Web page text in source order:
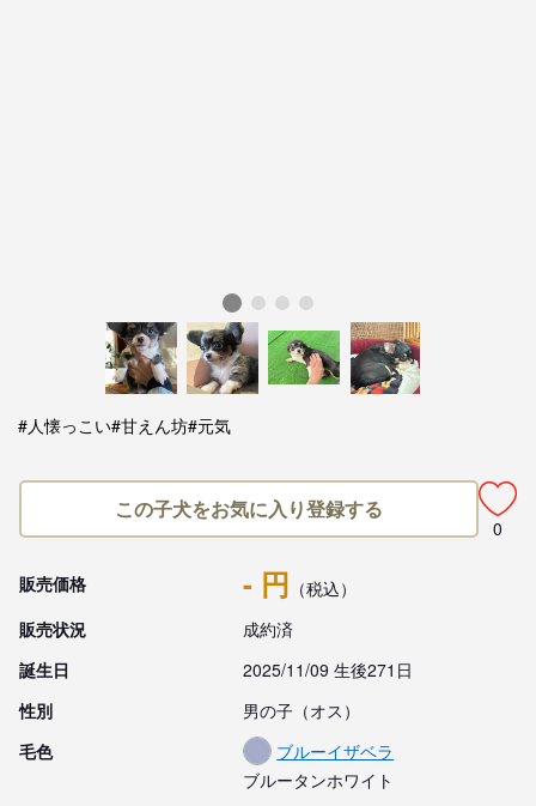
#人懐っこい#甘えん坊#元気
この子犬をお気に入り登録する
0
販売価格 - 円 （税込）
販売状況
成約済
誕生日
2025/11/09 生後271日
性別
男の子（オス）
毛色
ブルーイザベラ
ブルータンホワイト